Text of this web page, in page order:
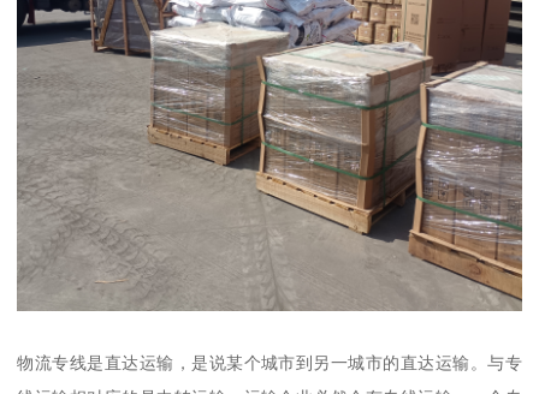
物流专线是直达运输，是说某个城市到另一城市的直达运输。与专